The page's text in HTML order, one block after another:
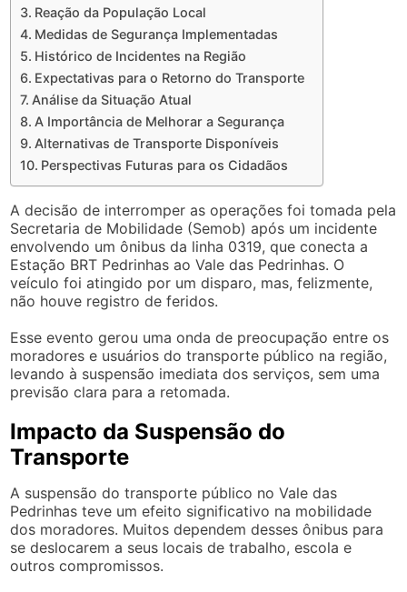
Reação da População Local
Medidas de Segurança Implementadas
Histórico de Incidentes na Região
Expectativas para o Retorno do Transporte
Análise da Situação Atual
A Importância de Melhorar a Segurança
Alternativas de Transporte Disponíveis
Perspectivas Futuras para os Cidadãos
A decisão de interromper as operações foi tomada pela
Secretaria de Mobilidade (Semob) após um incidente
envolvendo um ônibus da linha 0319, que conecta a
Estação BRT Pedrinhas ao Vale das Pedrinhas. O
veículo foi atingido por um disparo, mas, felizmente,
não houve registro de feridos.
Esse evento gerou uma onda de preocupação entre os
moradores e usuários do transporte público na região,
levando à suspensão imediata dos serviços, sem uma
previsão clara para a retomada.
Impacto da Suspensão do
Transporte
A suspensão do transporte público no Vale das
Pedrinhas teve um efeito significativo na mobilidade
dos moradores. Muitos dependem desses ônibus para
se deslocarem a seus locais de trabalho, escola e
outros compromissos.